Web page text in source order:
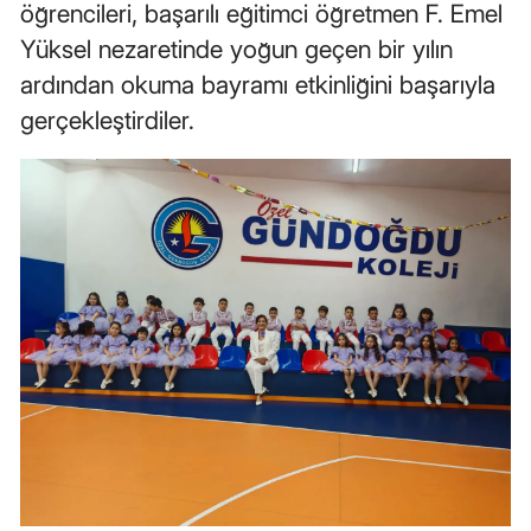
Edirne
Elazığ
Erzurum
Eskişehir
Gaziantep
Giresun
Gümüşhane
Hakkari
Hatay
öğrencileri, başarılı eğitimci öğretmen F. Emel
Yüksel nezaretinde yoğun geçen bir yılın
ardından okuma bayramı etkinliğini başarıyla
gerçekleştirdiler.